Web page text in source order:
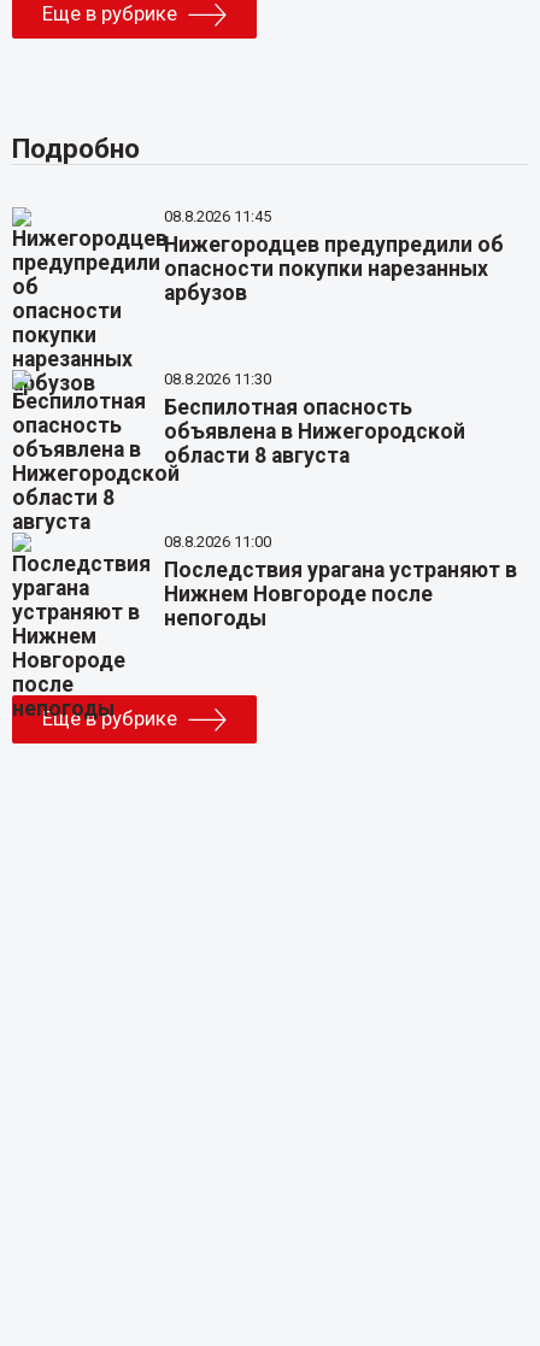
Еще в рубрике
Подробно
08.8.2026 11:45
Нижегородцев предупредили об
опасности покупки нарезанных
арбузов
08.8.2026 11:30
Беспилотная опасность
объявлена в Нижегородской
области 8 августа
08.8.2026 11:00
Последствия урагана устраняют в
Нижнем Новгороде после
непогоды
Еще в рубрике